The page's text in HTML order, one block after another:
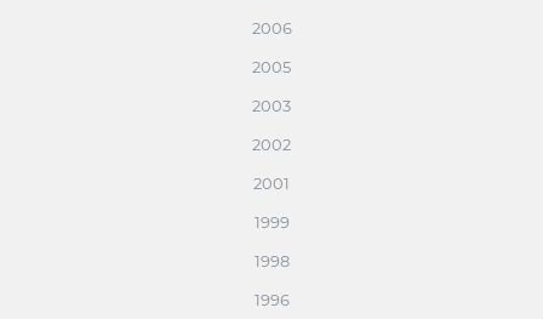
2006
2005
2003
2002
2001
1999
1998
1996